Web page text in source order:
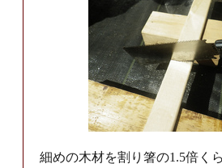
細めの木材を割り箸の1.5倍く